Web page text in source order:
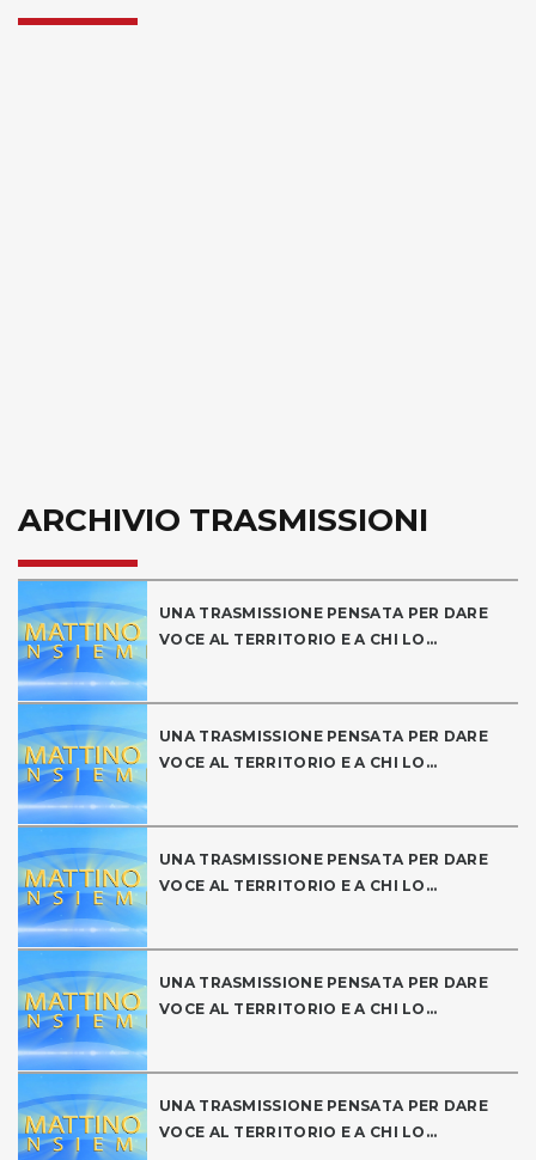
ARCHIVIO TRASMISSIONI
UNA TRASMISSIONE PENSATA PER DARE
VOCE AL TERRITORIO E A CHI LO...
UNA TRASMISSIONE PENSATA PER DARE
VOCE AL TERRITORIO E A CHI LO...
UNA TRASMISSIONE PENSATA PER DARE
VOCE AL TERRITORIO E A CHI LO...
UNA TRASMISSIONE PENSATA PER DARE
VOCE AL TERRITORIO E A CHI LO...
UNA TRASMISSIONE PENSATA PER DARE
VOCE AL TERRITORIO E A CHI LO...